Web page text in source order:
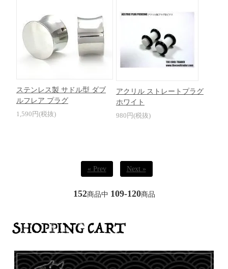
ステンレス製 サドル型 ダブ
ルフレア プラグ
1,590円(税抜)
アクリル ストレートプラグ
ホワイト
980円(税抜)
« Prev Next »
152商品中 109-120商品